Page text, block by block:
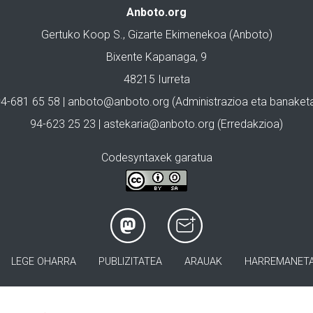
Anboto.org
Gertuko Koop S., Gizarte Ekimenekoa (Anboto)
Bixente Kapanaga, 9
48215 Iurreta
681 65 58 | anboto@anboto.org (Administrazioa eta
94-623 25 23 | astekaria@anboto.org (Erredakzioa)
Codesyntaxek garatua
LEGE OHARRA PUBLIZITATEA ARAUAK